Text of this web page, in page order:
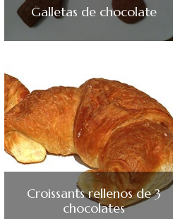
Galletas de chocolate
Croissants rellenos de 3
chocolates